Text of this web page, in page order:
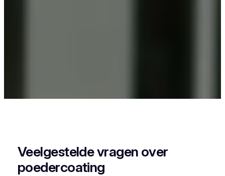
Veelgestelde vragen over
poedercoating